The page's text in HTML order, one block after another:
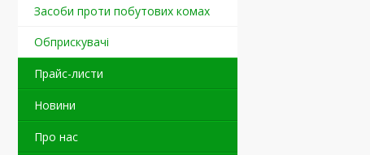
Засоби проти побутових комах
Обприскувачі
Прайс-листи
Новини
Про нас